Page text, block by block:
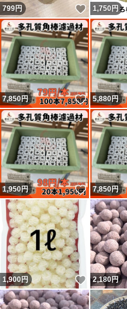
799円 いいね！
1,750 円
7,850円 いいね！
5,880円
1,950円 いいね！
7,850円
1,900円 いいね！
2,180円